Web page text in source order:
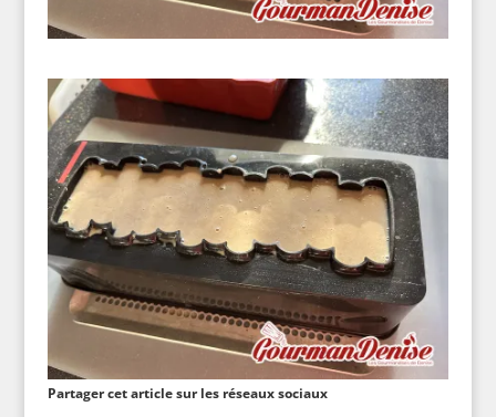
Partager cet article sur les réseaux sociaux